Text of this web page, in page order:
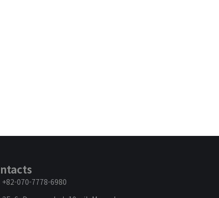
+82-070-7778-6980